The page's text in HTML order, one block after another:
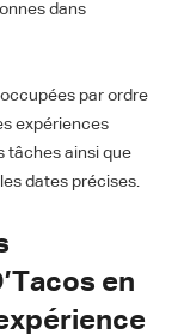
dans
par ordre
expériences
tâches ainsi que
dates précises.
en